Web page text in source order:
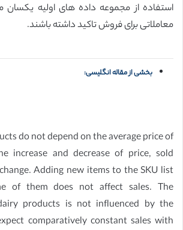
استفاده از مجموعه داده های اولیه
معاملاتی برای فروش تاکید داشته باشند.
بخشی از مقاله انگلیسی:
do not depend on the average price of
increase and decrease of price, sold
Adding new items to the SKU list
of them does not affect sales. The
products is not influenced by the
comparatively constant sales with